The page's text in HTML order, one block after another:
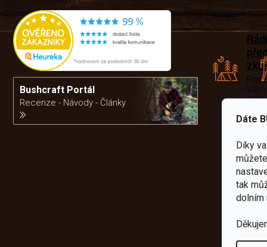
Dáte
Díky
tak
dolním
Bushcraft Portál
Recenze - Návody - Články
Rádi
vám